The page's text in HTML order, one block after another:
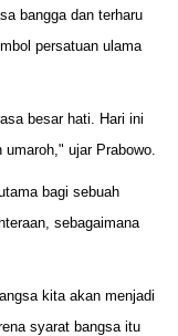
bangga dan terharu
persatuan ulama
besar hati. Hari ini
ujar Prabowo.
bagi sebuah
sebagaimana
kita akan menjadi
syarat bangsa itu